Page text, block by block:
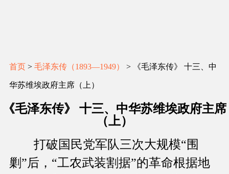
首页 > 毛泽东传（1893―1949） > 《毛泽东传》 十三、中
华苏维埃政府主席（上）
《毛泽东传》 十三、中华苏维埃政府主席
（上）
打破国民党军队三次大规模“围
剿”后，“工农武装割据”的革命根据地